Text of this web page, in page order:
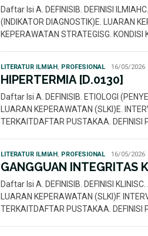
Daftar Isi A. DEFINISIB. DEFINISI
(INDIKATOR DIAGNOSTIK)E. LUARAN
KEPERAWATAN STRATEGISG.
LITERATUR ILMIAH PROFESIONAL Rahmi
Nur
16/05/2026
HIPERTERMIA [D.0130]
Daftar Isi A. DEFINISIB. ETIOLOGI
LUARAN KEPERAWATAN (SLKI)E.
TERKAITDAFTAR PUSTAKAA. DEFINISI
LITERATUR ILMIAH PROFESIONAL Rahmi
Nur
16/05/2026
GANGGUAN INTEGRITAS
Daftar Isi A. DEFINISIB. DEFINISI
LUARAN KEPERAWATAN (SLKI)F.
TERKAITDAFTAR PUSTAKAA.